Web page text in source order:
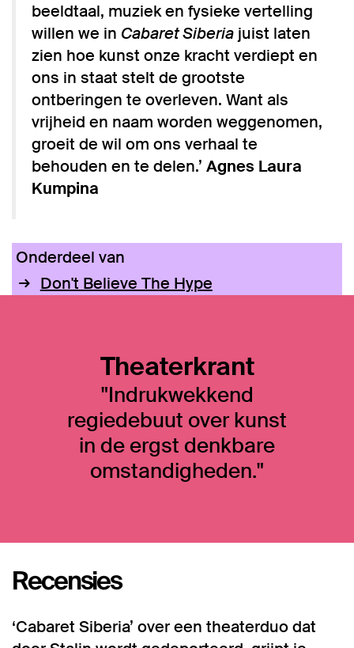
beeldtaal, muziek en fysieke vertelling
willen we in Cabaret Siberia juist laten
zien hoe kunst onze kracht verdiept en
ons in staat stelt de grootste
ontberingen te overleven. Want als
vrijheid en naam worden weggenomen,
groeit de wil om ons verhaal te
behouden en te delen.’ Agnes Laura
Kumpina
Onderdeel van
Don't Believe The Hype
Theaterkrant
"Indrukwekkend
regiedebuut over kunst
in de ergst denkbare
omstandigheden."
Recensies
‘Cabaret Siberia’ over een theaterduo datInzoomen